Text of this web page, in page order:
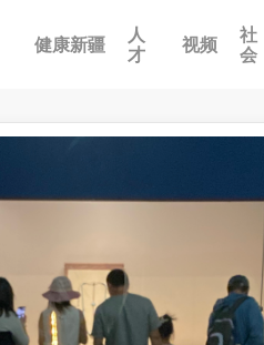
健康新疆
人
才
视频
社
会